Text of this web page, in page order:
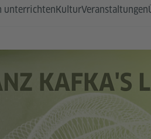
unterrichtenKulturVeranstaltungen